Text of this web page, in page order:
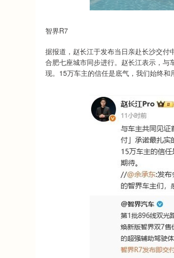
智界R7
据报道，赵长江于发布当日亲赴长沙交付
合肥七座城市同步进行。赵长江表示，与
现。15万车主的信任是底气，我们始终和